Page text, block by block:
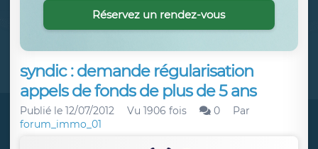
syndic : demande régularisation
appels de fonds de plus de 5 ans
Publié le 12/07/2012 Vu 1906 fois 0
Par
forum_immo_01
Réservez un rendez-vous